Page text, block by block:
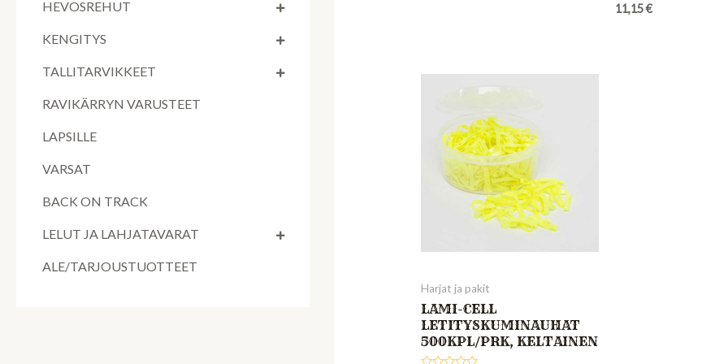
HEVOSREHUT
KENGITYS
TALLITARVIKKEET
RAVIKÄRRYN VARUSTEET
LAPSILLE
VARSAT
BACK ON TRACK
LELUT JA LAHJATAVARAT
ALE/TARJOUSTUOTTEET
Rated
0
11,15€
Harjat ja pakit
LAMI-CELL
LETITYSKUMINAUHAT
500KPL/PRK, KELTAINEN